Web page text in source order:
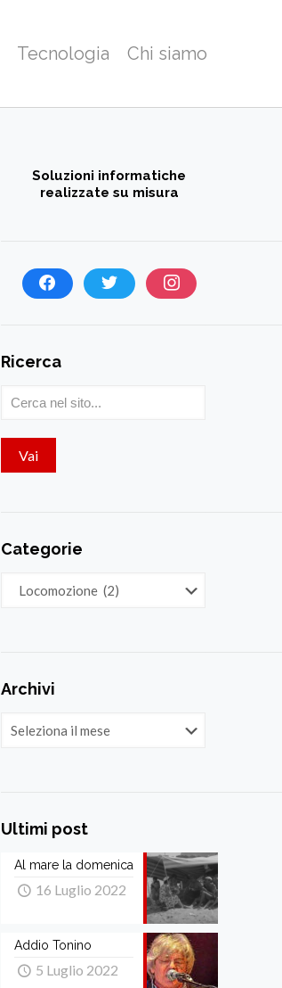
Tecnologia Chi siamo
Soluzioni informatiche
realizzate su misura
Ricerca
Categorie
Archivi
Ultimi post
Al mare la domenica
16 Luglio 2022
Addio Tonino
5 Luglio 2022